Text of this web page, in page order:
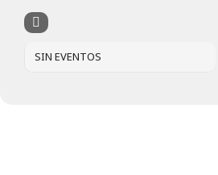
SIN EVENTOS